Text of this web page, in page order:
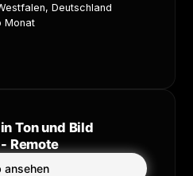
Deutschland
Monat
Ton und Bild
Remote
ansehen